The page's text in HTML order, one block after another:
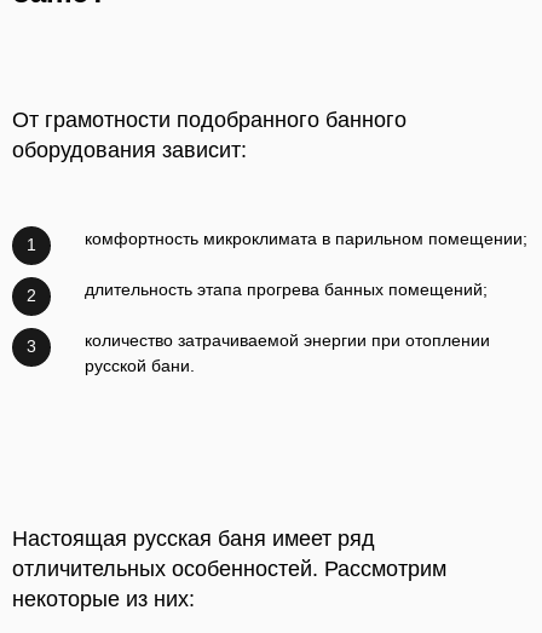
От грамотности подобранного банного
оборудования зависит:
1 комфортность микроклимата в парильном помещении;
2 длительность этапа прогрева банных помещений;
3
количество затрачиваемой энергии при отоплении
русской бани.
Настоящая русская баня имеет ряд
отличительных особенностей. Рассмотрим
некоторые из них: